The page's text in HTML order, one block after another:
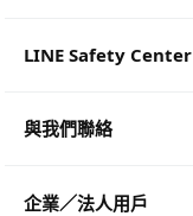
LINE Safety Center
與我們聯絡
企業／法人用戶